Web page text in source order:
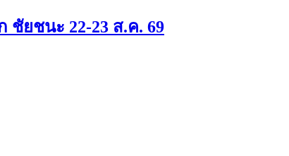
ชัยชนะ 22-23 ส.ค. 69